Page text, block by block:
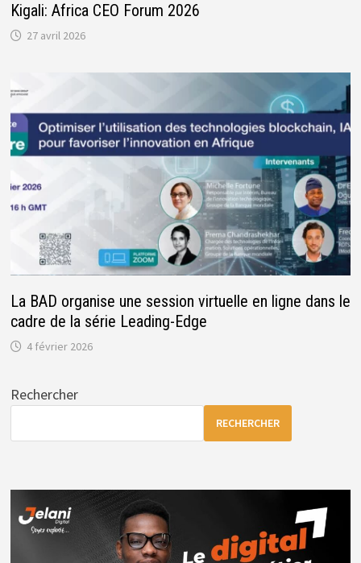
Kigali: Africa CEO Forum 2026
27 avril 2026
La BAD organise une session virtuelle en ligne dans le
cadre de la série Leading-Edge
4 février 2026
Rechercher
RECHERCHER